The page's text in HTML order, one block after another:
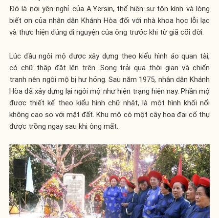
Đó là nơi yên nghỉ của A.Yersin, thể hiện sự tôn kính và lòng
biết ơn của nhân dân Khánh Hòa đối với nhà khoa học lỗi lạc
và thực hiện đúng di nguyện của ông trước khi từ giã cõi đời.
Lúc đầu ngôi mộ được xây dựng theo kiểu hình áo quan tài,
có chữ thập đặt lên trên. Song trải qua thời gian và chiến
tranh nên ngôi mộ bị hư hỏng. Sau năm 1975, nhân dân Khánh
Hòa đã xây dựng lại ngôi mộ như hiện trạng hiện nay. Phần mộ
được thiết kế theo kiểu hình chữ nhật, là một hình khối nổi
không cao so với mặt đất. Khu mộ có một cây hoa đại cổ thụ
được trồng ngay sau khi ông mất.